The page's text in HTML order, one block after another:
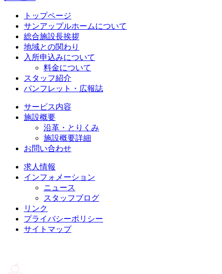
トップページ
サンアップルホームについて
総合施設長挨拶
地域との関わり
入所申込みについて
料金について
スタッフ紹介
パンフレット・広報誌
サービス内容
施設概要
沿革・とりくみ
施設概要詳細
お問い合わせ
求人情報
インフォメーション
ニュース
スタッフブログ
リンク
プライバシーポリシー
サイトマップ